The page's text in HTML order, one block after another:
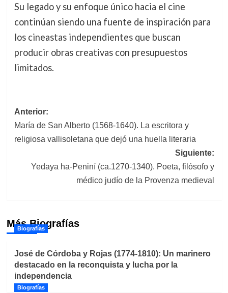
Su legado y su enfoque único hacia el cine
continúan siendo una fuente de inspiración para
los cineastas independientes que buscan
producir obras creativas con presupuestos
limitados.
Navegación
de
entradas
Anterior:
María de San Alberto (1568-1640). La escritora y
religiosa vallisoletana que dejó una huella literaria
Siguiente:
Yedaya ha-Peniní (ca.1270-1340). Poeta, filósofo y
médico judío de la Provenza medieval
Más Biografías
Biografías
José de Córdoba y Rojas (1774-1810): Un marinero
destacado en la reconquista y lucha por la
independencia
Biografías